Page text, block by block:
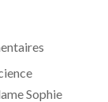
Sophie